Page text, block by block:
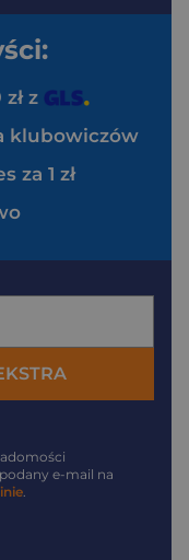
z
klubowiczów
za 1 zł
e-mail na